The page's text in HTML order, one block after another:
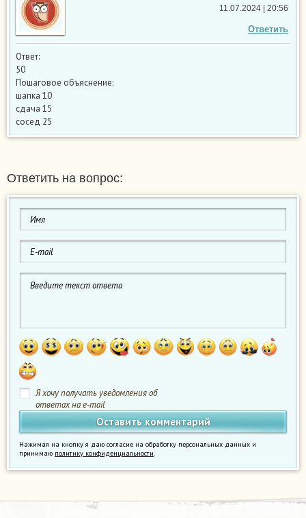
Ответить
11.07.2024 | 20:56
Ответ:
50
Пошаговое объяснение:
шапка 10
сдача 15
сосед 25
Ответить на вопрос:
Я хочу получать уведомления об
ответах на e-mail
Нажимая на кнопку я даю согласие на обработку персональных данных и
принимаю политику конфиденциальности.